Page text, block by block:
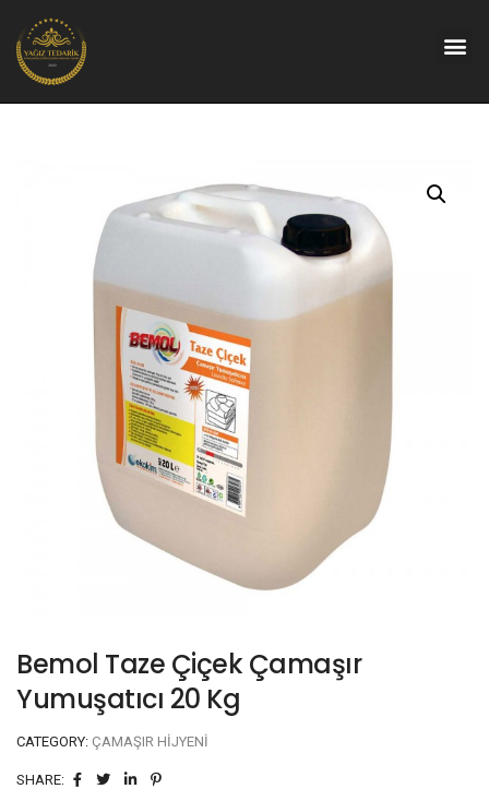
Bemol Taze Çiçek Çamaşır
Yumuşatıcı 20 Kg
CATEGORY: ÇAMAŞIR HIJYENI
SHARE: